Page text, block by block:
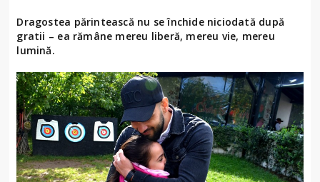
Dragostea părintească nu se închide niciodată după
gratii – ea rămâne mereu liberă, mereu vie, mereu
lumină.